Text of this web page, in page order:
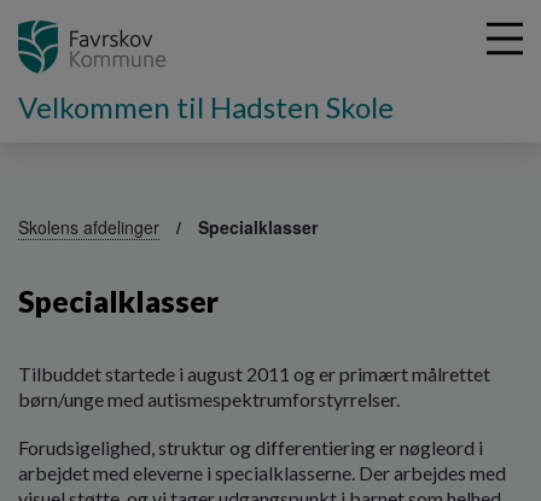
Velkommen til Hadsten Skole
Skolens afdelinger Specialklasser
Specialklasser
Tilbuddet startede i august 2011 og er primært målrettet
børn/unge med autismespektrumforstyrrelser.
Forudsigelighed, struktur og differentiering er nøgleord i
arbejdet med eleverne i specialklasserne. Der arbejdes med